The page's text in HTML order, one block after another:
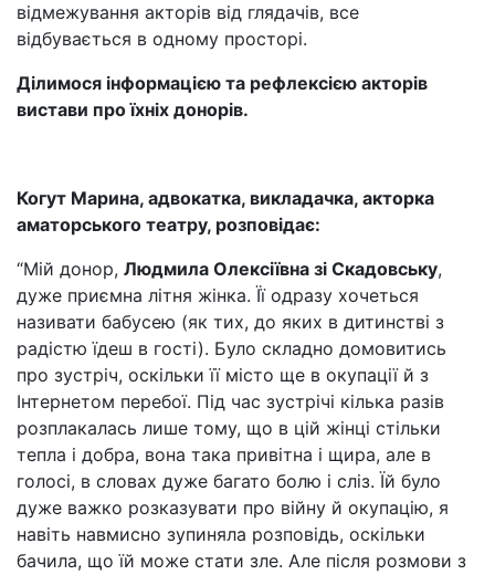
відмежування акторів від глядачів, все
відбувається в одному просторі.
Ділимося інформацією та рефлексією акторів
вистави про їхніх донорів.
Когут Марина, адвокатка, викладачка, акторка
аматорського театру, розповідає:
“Мій донор, Людмила Олексіївна зі Скадовську,
дуже приємна літня жінка. Її одразу хочеться
називати бабусею (як тих, до яких в дитинстві з
радістю їдеш в гості). Було складно домовитись
про зустріч, оскільки її місто ще в окупації й з
Інтернетом перебої. Під час зустрічі кілька разів
розплакалась лише тому, що в цій жінці стільки
тепла і добра, вона така привітна і щира, але в
голосі, в словах дуже багато болю і сліз. Їй було
дуже важко розказувати про війну й окупацію, я
навіть навмисно зупиняла розповідь, оскільки
бачила, що їй може стати зле. Але після розмови з